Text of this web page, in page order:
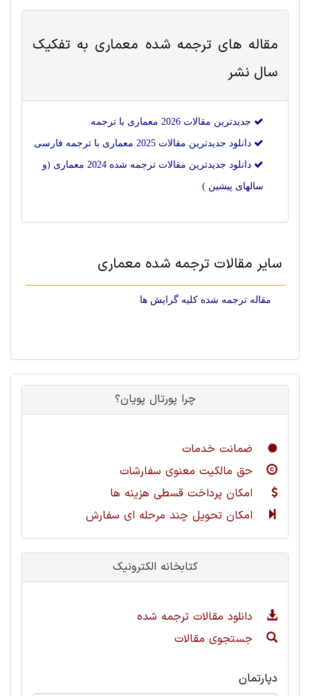
مقاله های ترجمه شده معماری به تفکیک
سال نشر
جدیدترین مقالات 2026 معماری با ترجمه
دانلود جدیدترین مقالات 2025 معماری با ترجمه فارسی
دانلود جدیدترین مقالات ترجمه شده 2024 معماری (و
سالهای پیشین )
سایر مقالات ترجمه شده معماری
مقاله ترجمه شده کلیه گرایش ها
چرا پورتال پویان؟
ضمانت خدمات
حق مالکیت معنوی سفارشات
امکان پرداخت قسطی هزینه ها
امکان تحویل چند مرحله ای سفارش
کتابخانه الکترونیک
دانلود مقالات ترجمه شده
جستجوی مقالات
دپارتمان